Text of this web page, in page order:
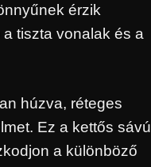
érzik
tiszta vonalak és a
húzva, réteges
Ez a kettős sávú
a különböző